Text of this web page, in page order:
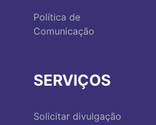
Política de
Comunicação
SERVIÇOS
Solicitar divulgação